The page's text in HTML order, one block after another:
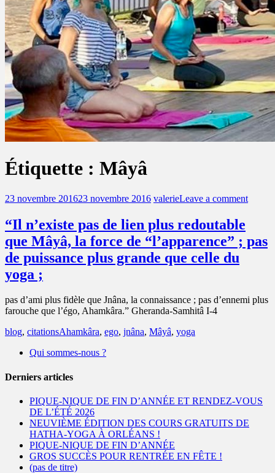
Étiquette : Mâyâ
23 novembre 201623 novembre 2016 valerieLeave a comment
“Il n’existe pas de lien plus redoutable
que Mâyâ, la force de “l’apparence” ; pas
de puissance plus grande que celle du
yoga ;
pas d’ami plus fidèle que Jnâna, la connaissance ; pas d’ennemi plus
farouche que l’égo, Ahamkâra.” Gheranda-Samhitâ I-4
blog, citationsAhamkâra, ego, jnâna, Mâyâ, yoga
Qui sommes-nous ?
Derniers articles
PIQUE-NIQUE DE FIN D’ANNÉE ET RENDEZ-VOUS
DE L’ÉTÉ 2026
NEUVIÈME ÉDITION DES COURS GRATUITS DE
HATHA-YOGA À ORLÉANS !
PIQUE-NIQUE DE FIN D’ANNÉE
GROS SUCCÈS POUR RENTRÉE EN FÊTE !
(pas de titre)